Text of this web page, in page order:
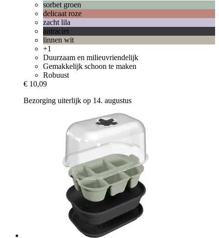
sorbet groen
delicaat roze
zacht lila
antraciet
linnen wit
+1
Duurzaam en milieuvriendelijk
Gemakkelijk schoon te maken
Robuust
€ 10,09
Bezorging uiterlijk op 14. augustus